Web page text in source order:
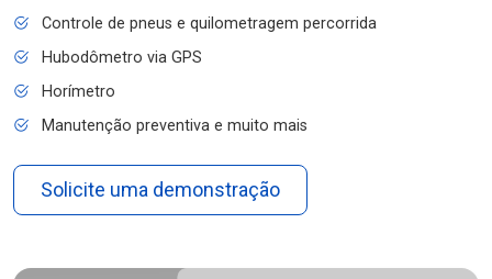
Controle de pneus e quilometragem percorrida
Hubodômetro via GPS
Horímetro
Manutenção preventiva e muito mais
Solicite uma demonstração